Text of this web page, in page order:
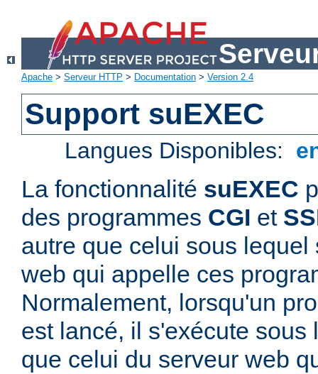
Apache > Serveur HTTP > Documentation > Version 2.4
Support suEXEC
Langues Disponibles:
La fonctionnalité suEXEC
des programmes CGI et
autre que celui sous
web qui appelle ces
Normalement, lorsqu'un
est lancé, il s'exécute sous
que celui du serveur web